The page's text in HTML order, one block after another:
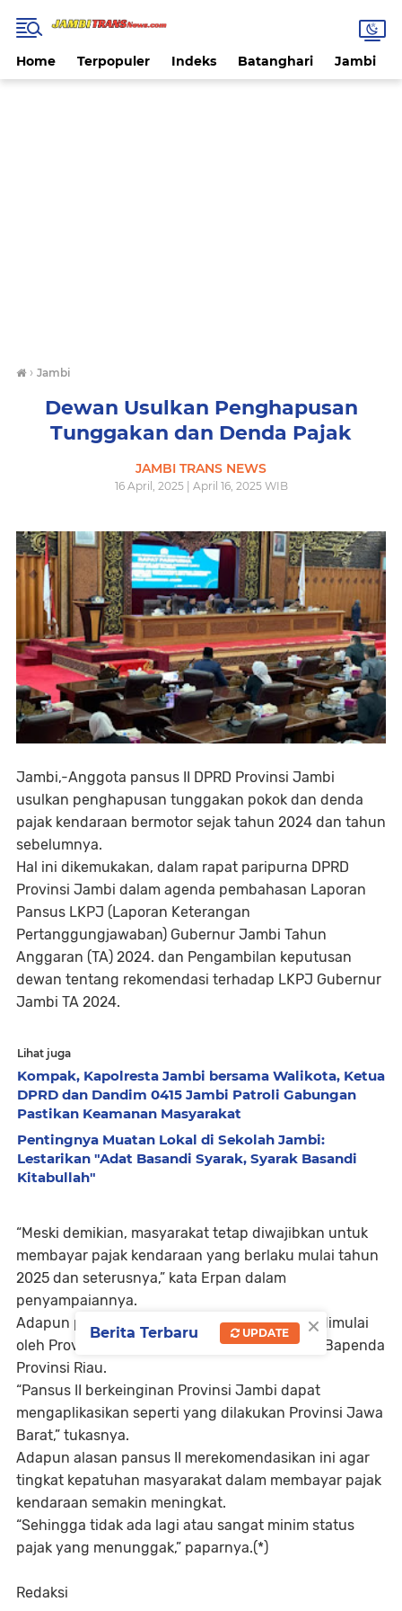
Home Terpopuler Indeks Batanghari Jambi
› Jambi
Dewan Usulkan Penghapusan
Tunggakan dan Denda Pajak
JAMBI TRANS NEWS
16 April, 2025 | April 16, 2025 WIB
Jambi,-Anggota pansus II DPRD Provinsi Jambi
usulkan penghapusan tunggakan pokok dan denda
pajak kendaraan bermotor sejak tahun 2024 dan tahun
sebelumnya.
Hal ini dikemukakan, dalam rapat paripurna DPRD
Provinsi Jambi dalam agenda pembahasan Laporan
Pansus LKPJ (Laporan Keterangan
Pertanggungjawaban) Gubernur Jambi Tahun
Anggaran (TA) 2024. dan Pengambilan keputusan
dewan tentang rekomendasi terhadap LKPJ Gubernur
Jambi TA 2024.
Lihat juga
Kompak, Kapolresta Jambi bersama Walikota, Ketua
DPRD dan Dandim 0415 Jambi Patroli Gabungan
Pastikan Keamanan Masyarakat
Pentingnya Muatan Lokal di Sekolah Jambi:
Lestarikan "Adat Basandi Syarak, Syarak Basandi
Kitabullah"
“Meski demikian, masyarakat tetap diwajibkan untuk
membayar pajak kendaraan yang berlaku mulai tahun
2025 dan seterusnya,” kata Erpan dalam
penyampaiannya.
Adapun penerapan pajak ini, kata dia, sudah dimulai
oleh Provinsi Jawa Barat dan akan ditiru oleh Bapenda
Provinsi Riau.
“Pansus II berkeinginan Provinsi Jambi dapat
mengaplikasikan seperti yang dilakukan Provinsi Jawa
Barat,” tukasnya.
Adapun alasan pansus II merekomendasikan ini agar
tingkat kepatuhan masyarakat dalam membayar pajak
kendaraan semakin meningkat.
“Sehingga tidak ada lagi atau sangat minim status
pajak yang menunggak,” paparnya.(*)
Redaksi
×
Berita Terbaru UPDATE